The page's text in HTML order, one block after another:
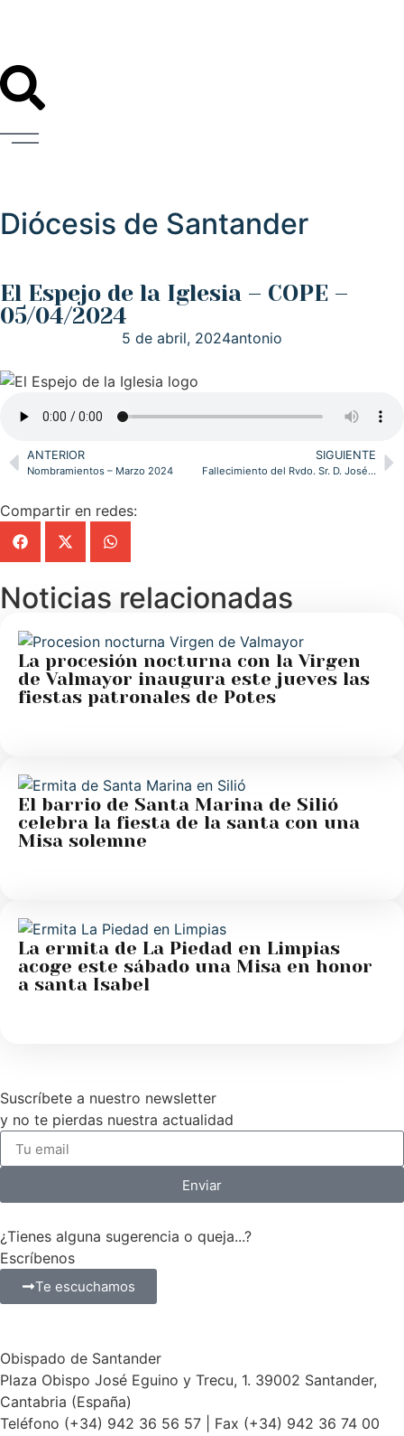
Diócesis de Santander
El Espejo de la Iglesia – COPE –
05/04/2024
5 de abril, 2024antonio
ANTERIOR
Nombramientos – Marzo 2024
SIGUIENTE
Fallecimiento del Rvdo. Sr. D. José Ignacio Merino Peña
Compartir en redes:
Noticias relacionadas
La procesión nocturna con la Virgen
de Valmayor inaugura este jueves las
fiestas patronales de Potes
El barrio de Santa Marina de Silió
celebra la fiesta de la santa con una
Misa solemne
La ermita de La Piedad en Limpias
acoge este sábado una Misa en honor
a santa Isabel
Suscríbete a nuestro newsletter
y no te pierdas nuestra actualidad
Enviar
¿Tienes alguna sugerencia o queja...?
Escríbenos
Te escuchamos
Obispado de Santander
Plaza Obispo José Eguino y Trecu, 1. 39002 Santander,
Cantabria (España)
Teléfono (+34) 942 36 56 57 | Fax (+34) 942 36 74 00